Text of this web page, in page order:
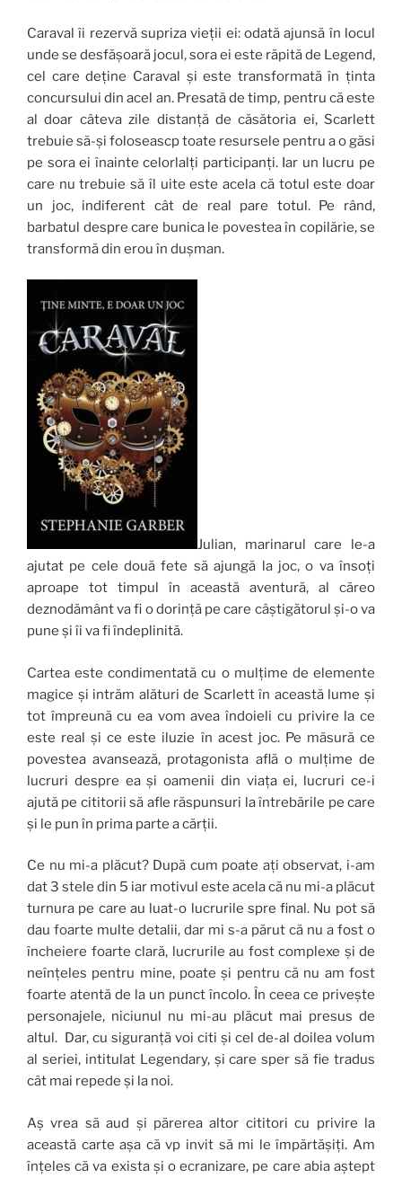
Caraval îi rezervă supriza vieții ei: odată ajunsă în locul
unde se desfășoară jocul, sora ei este răpită de Legend,
cel care deține Caraval și este transformată în ținta
concursului din acel an. Presată de timp, pentru că este
al doar câteva zile distanță de căsătoria ei, Scarlett
trebuie să-și foloseascp toate resursele pentru a o găsi
pe sora ei înainte celorlalți participanți. Iar un lucru pe
care nu trebuie să îl uite este acela că totul este doar
un joc, indiferent cât de real pare totul. Pe rând,
barbatul despre care bunica le povestea în copilărie, se
transformă din erou în dușman.
Julian, marinarul care le-a
ajutat pe cele două fete să ajungă la joc, o va însoți
aproape tot timpul în această aventură, al căreo
deznodământ va fi o dorință pe care câștigătorul și-o va
pune și îi va fi îndeplinită.
Cartea este condimentată cu o mulțime de elemente
magice și intrăm alături de Scarlett în această lume și
tot împreună cu ea vom avea îndoieli cu privire la ce
este real și ce este iluzie în acest joc. Pe măsură ce
povestea avansează, protagonista află o mulțime de
lucruri despre ea și oamenii din viața ei, lucruri ce-i
ajută pe cititorii să afle răspunsuri la întrebările pe care
și le pun în prima parte a cărții.
Ce nu mi-a plăcut? După cum poate ați observat, i-am
dat 3 stele din 5 iar motivul este acela că nu mi-a plăcut
turnura pe care au luat-o lucrurile spre final. Nu pot să
dau foarte multe detalii, dar mi s-a părut că nu a fost o
încheiere foarte clară, lucrurile au fost complexe și de
neînțeles pentru mine, poate și pentru că nu am fost
foarte atentă de la un punct încolo. În ceea ce privește
personajele, niciunul nu mi-au plăcut mai presus de
altul. Dar, cu siguranță voi citi și cel de-al doilea volum
al seriei, intitulat Legendary, și care sper să fie tradus
cât mai repede și la noi.
Aș vrea să aud și părerea altor cititori cu privire la
această carte așa că vp invit să mi le împărtășiți. Am
înțeles că va exista și o ecranizare, pe care abia aștept